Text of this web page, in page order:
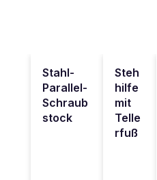
Stahl-
Parallel-
Schraub
stock
Steh
hilfe
mit
Telle
rfuß